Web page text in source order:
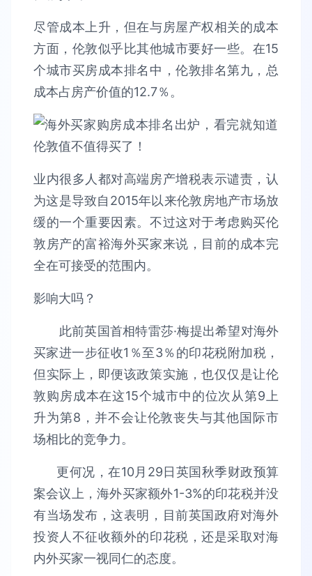
尽管成本上升，但在与房屋产权相关的成本
方面，伦敦似乎比其他城市要好一些。在15
个城市买房成本排名中，伦敦排名第九，总
成本占房产价值的12.7％。
业内很多人都对高端房产增税表示谴责，认
为这是导致自2015年以来伦敦房地产市场放
缓的一个重要因素。不过这对于考虑购买伦
敦房产的富裕海外买家来说，目前的成本完
全在可接受的范围内。
影响大吗？
此前英国首相特雷莎·梅提出希望对海外
买家进一步征收1％至3％的印花税附加税，
但实际上，即便该政策实施，也仅仅是让伦
敦购房成本在这15个城市中的位次从第9上
升为第8，并不会让伦敦丧失与其他国际市
场相比的竞争力。
更何况，在10月29日英国秋季财政预算
案会议上，海外买家额外1-3%的印花税并没
有当场发布，这表明，目前英国政府对海外
投资人不征收额外的印花税，还是采取对海
内外买家一视同仁的态度。